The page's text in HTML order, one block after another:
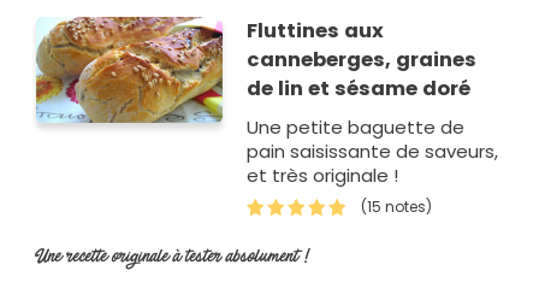
Fluttines aux
canneberges, graines
de lin et sésame doré
Une petite baguette de
pain saisissante de saveurs,
et très originale !
(15 notes)
Une recette originale à tester absolument !